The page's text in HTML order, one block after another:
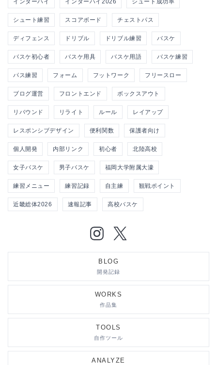
シュート練習 スコアボード チェストパス
ディフェンス ドリブル ドリブル練習 バスケ
バスケ初心者 バスケ用具 バスケ用語 バスケ練習
パス練習 フォーム フットワーク フリースロー
ブログ運営 フロントエンド ボックスアウト
リバウンド リライト ルール レイアップ
レスポンシブデザイン 便利関数 保護者向け
個人開発 内部リンク 初心者 北陸高校
女子バスケ 男子バスケ 福岡大学附属大濠
練習メニュー 練習記録 自主練 観戦ポイント
近畿総体2026 速報記事 高校バスケ
BLOG
開発記録
WORKS
作品集
TOOLS
自作ツール
ANALYZE